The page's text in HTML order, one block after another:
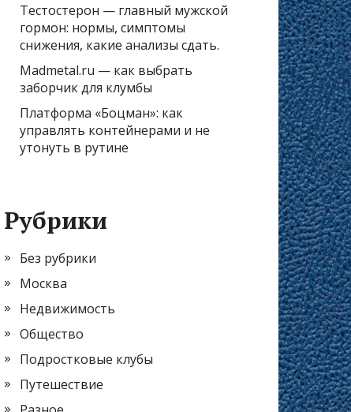
Тестостерон — главный мужской
гормон: нормы, симптомы
снижения, какие анализы сдать.
Madmetal.ru — как выбрать
заборчик для клумбы
Платформа «Боцман»: как
управлять контейнерами и не
утонуть в рутине
Рубрики
Без рубрики
Москва
Недвижимость
Общество
Подростковые клубы
Путешествие